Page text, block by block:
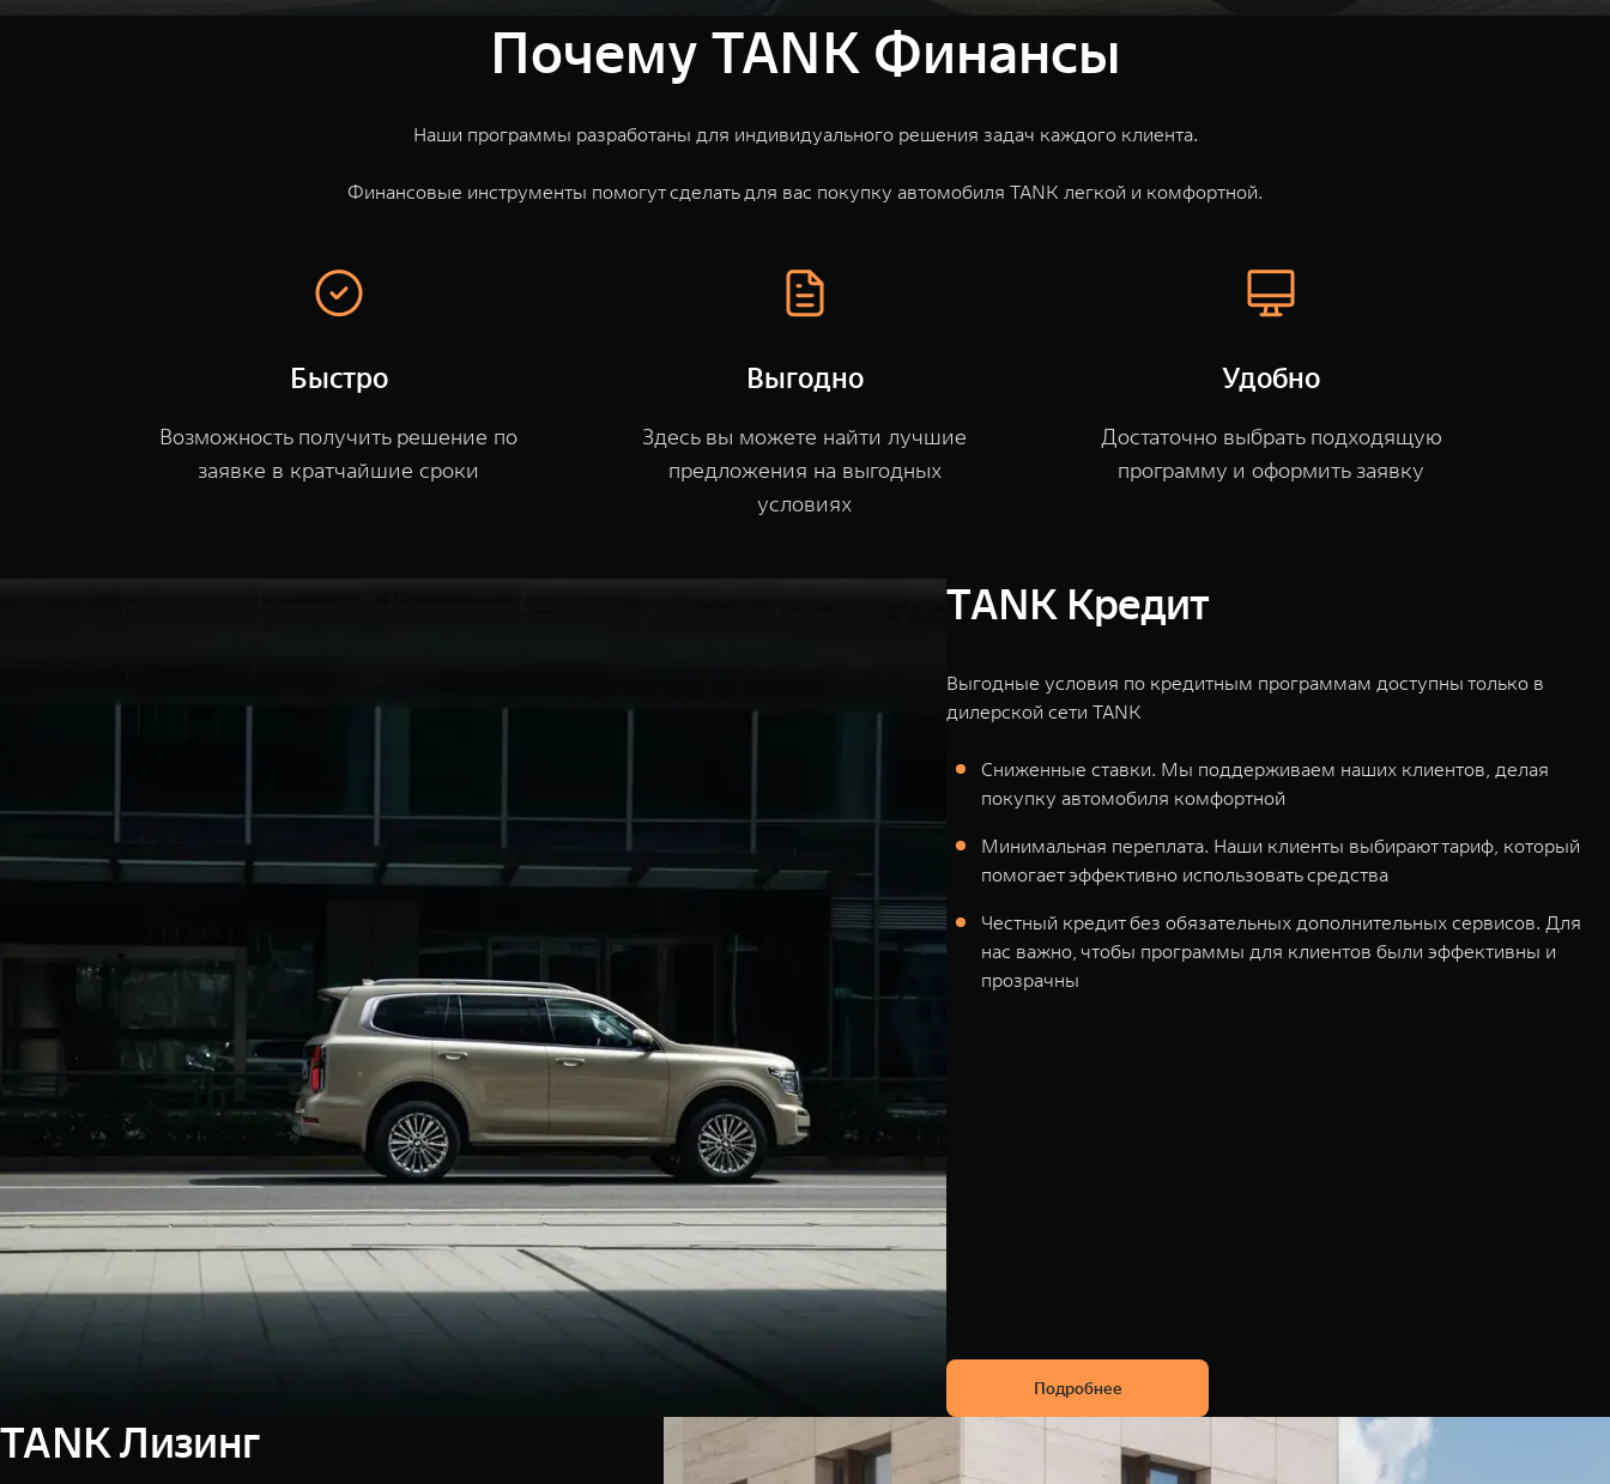
Почему TANK Финансы
Наши программы разработаны для индивидуального решения задач каждого клиента.⁣⁣⁣⁣
Финансовые инструменты помогут сделать для вас покупку автомобиля TANK легкой и комфортной.
Быстро
Возможность получить решение по
заявке в кратчайшие сроки
Выгодно
Здесь вы можете найти лучшие
предложения на выгодных
условиях
Удобно
Достаточно выбрать подходящую
программу и оформить заявку
TANK Кредит
Выгодные условия по кредитным программам доступны только в
дилерской сети TANK
Сниженные ставки. Мы поддерживаем наших клиентов, делая
покупку автомобиля комфортной
Минимальная переплата. Наши клиенты выбирают тариф, который
помогает эффективно использовать средства
Честный кредит без обязательных дополнительных сервисов. Для
нас важно, чтобы программы для клиентов были эффективны и
прозрачны
Подробнее
TANK Лизинг